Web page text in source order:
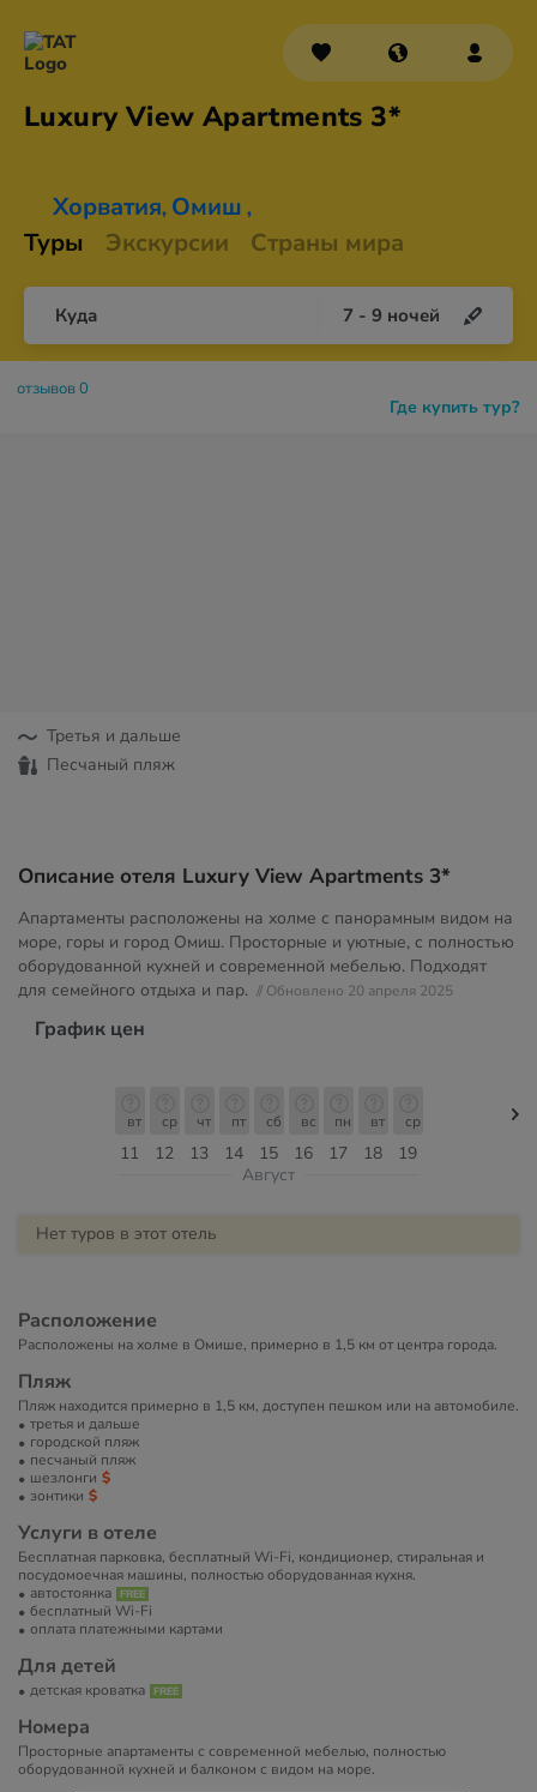
Luxury View Apartments 3*
Хорватия, Омиш ,
Туры Экскурсии Страны мира
Куда 7 - 9 ночей
Где купить тур?
отзывов 0
Третья и дальше
Песчаный пляж
Описание отеля Luxury View Apartments 3*
Апартаменты расположены на холме с панорамным видом на
море, горы и город Омиш. Просторные и уютные, с полностью
оборудованной кухней и современной мебелью. Подходят
для семейного отдыха и пар. // Обновлено 20 апреля 2025
График цен
11
вт
12
ср
13
чт
14
пт
15
сб
16
вс
17
пн
18
вт
19
ср
Август
Нет туров в этот отель
Расположение
Расположены на холме в Омише, примерно в 1,5 км от центра города.
Пляж
Пляж находится примерно в 1,5 км, доступен пешком или на автомобиле.
третья и дальше
городской пляж
песчаный пляж
шезлонги
зонтики
Услуги в отеле
Бесплатная парковка, бесплатный Wi-Fi, кондиционер, стиральная и
посудомоечная машины, полностью оборудованная кухня.
автостоянка
бесплатный Wi-Fi
оплата платежными картами
Для детей
детская кроватка
Номера
Просторные апартаменты с современной мебелью, полностью
оборудованной кухней и балконом с видом на море.